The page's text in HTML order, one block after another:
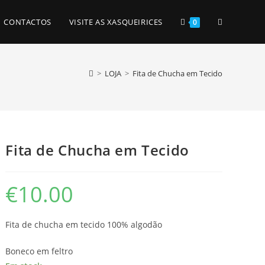
CONTACTOS VISITE AS XASQUEIRICES 0 TOGGLE
> LOJA > Fita de Chucha em Tecido
Fita de Chucha em Tecido
€10.00
Fita de chucha em tecido 100% algodão
Boneco em feltro